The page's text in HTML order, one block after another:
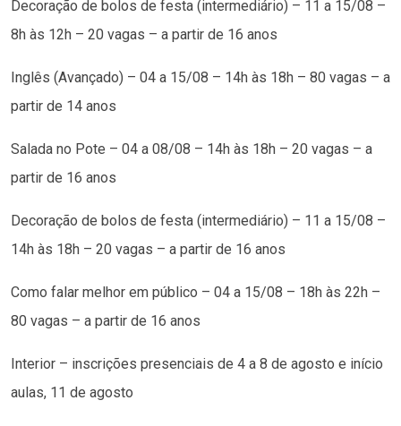
Decoração de bolos de festa (intermediário) – 11 a 15/08 –
8h às 12h – 20 vagas – a partir de 16 anos
Inglês (Avançado) – 04 a 15/08 – 14h às 18h – 80 vagas – a
partir de 14 anos
Salada no Pote – 04 a 08/08 – 14h às 18h – 20 vagas – a
partir de 16 anos
Decoração de bolos de festa (intermediário) – 11 a 15/08 –
14h às 18h – 20 vagas – a partir de 16 anos
Como falar melhor em público – 04 a 15/08 – 18h às 22h –
80 vagas – a partir de 16 anos
Interior – inscrições presenciais de 4 a 8 de agosto e início
aulas, 11 de agosto